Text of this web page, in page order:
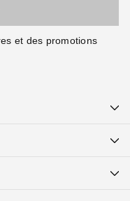
et des promotions